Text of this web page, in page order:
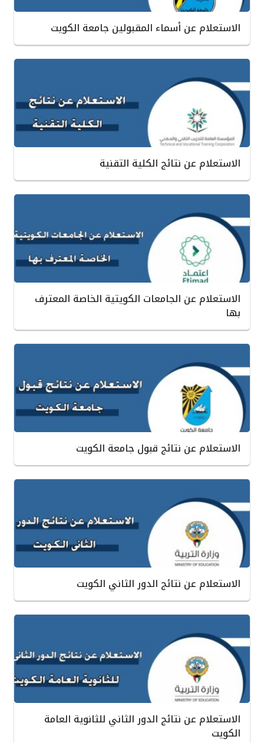
الاستعلام عن أسماء المقبولين جامعة الكويت
الاستعلام عن نتائج الكلية التقنية
الاستعلام عن الجامعات الكويتية الخاصة المعترف
بها
الاستعلام عن نتائج قبول جامعة الكويت
الاستعلام عن نتائج الدور الثاني الكويت
الاستعلام عن نتائج الدور الثاني للثانوية العامة
الكويت